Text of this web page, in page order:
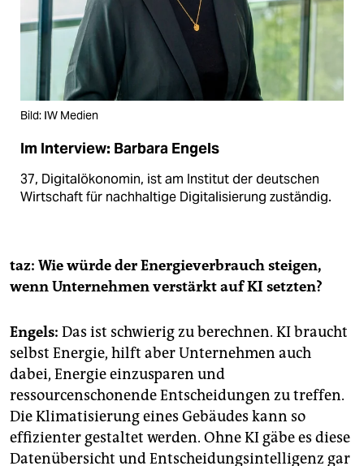
Bild: IW Medien
Im Interview: Barbara Engels
37, Digitalökonomin, ist am Institut der deutschen
Wirtschaft für nachhaltige Digitalisierung zuständig.
taz: Wie würde der Energieverbrauch steigen,
wenn Unternehmen verstärkt auf KI setzten?
Engels: Das ist schwierig zu berechnen. KI braucht
selbst Energie, hilft aber Unternehmen auch
dabei, Energie einzusparen und
ressourcenschonende Entscheidungen zu treffen.
Die Klimatisierung eines Gebäudes kann so
effizienter gestaltet werden. Ohne KI gäbe es diese
Datenübersicht und Entscheidungsintelligenz gar